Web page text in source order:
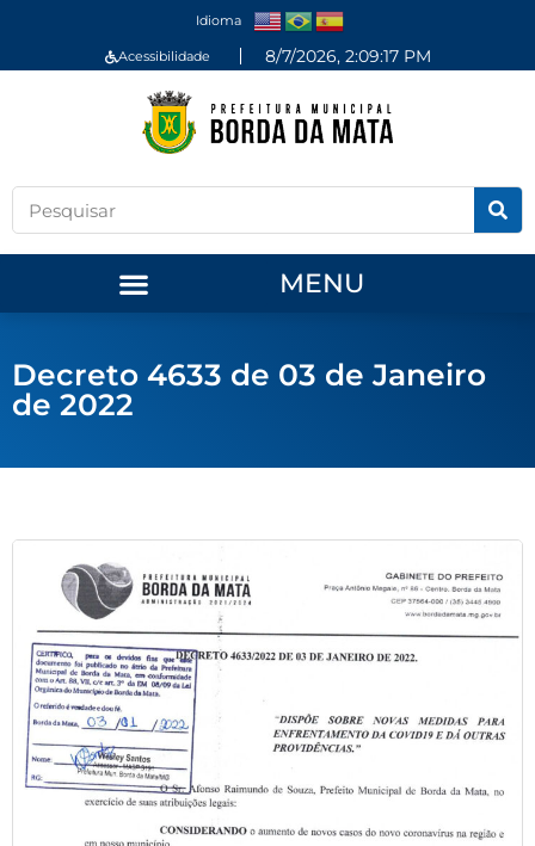
Idioma
Acessibilidade 8/7/2026, 2:09:17 PM
MENU
Decreto 4633 de 03 de Janeiro
de 2022